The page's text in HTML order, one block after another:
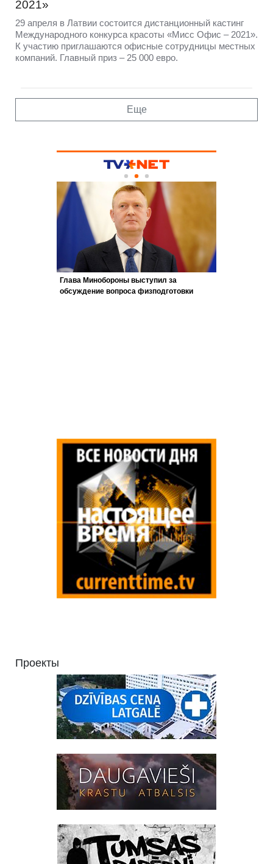
2021»
29 апреля в Латвии состоится дистанционный кастинг
Международного конкурса красоты «Мисс Офис – 2021».
К участию приглашаются офисные сотрудницы местных
компаний. Главный приз – 25 000 евро.
Еще
Проекты